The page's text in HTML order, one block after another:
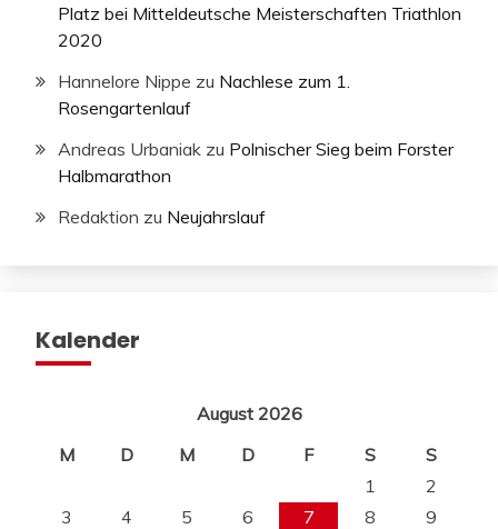
Platz bei Mitteldeutsche Meisterschaften Triathlon
2020
Hannelore Nippe zu Nachlese zum 1.
Rosengartenlauf
Andreas Urbaniak zu Polnischer Sieg beim Forster
Halbmarathon
Redaktion zu Neujahrslauf
Kalender
August 2026
M
D M D F S
S
1
2
3
4 5 6 7 8
9